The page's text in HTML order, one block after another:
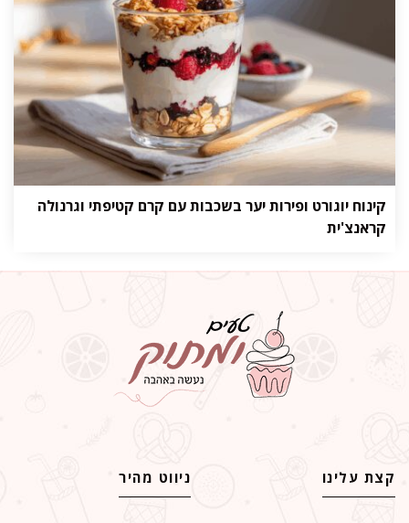
קינוח יוגורט ופירות יער בשכבות עם קרם קטיפתי וגרנולה
קראנצ'ית
קצת עלינו ניווט מהיר